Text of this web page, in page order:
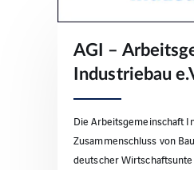
AGI –
Industriebau
Die Arbeitsgemeinschaft
Zusammenschluss von
deutscher